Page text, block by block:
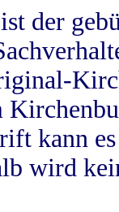
der
kann
wird